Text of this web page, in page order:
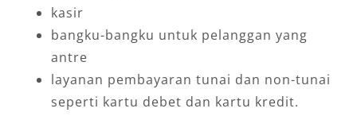
kasir
bangku-bangku untuk pelanggan yang
antre
layanan pembayaran tunai dan non-tunai
seperti kartu debet dan kartu kredit.